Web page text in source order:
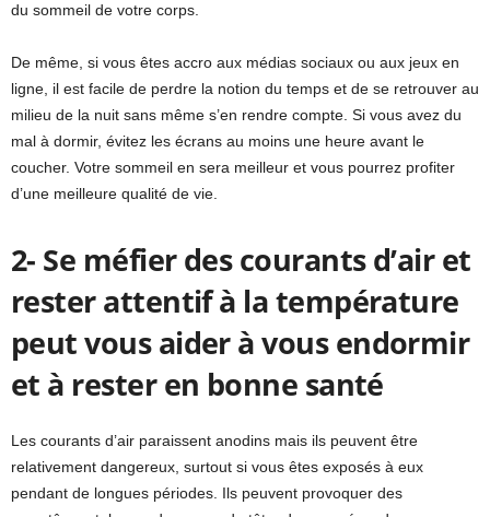
du sommeil de votre corps.
De même, si vous êtes accro aux médias sociaux ou aux jeux en
ligne, il est facile de perdre la notion du temps et de se retrouver au
milieu de la nuit sans même s’en rendre compte. Si vous avez du
mal à dormir, évitez les écrans au moins une heure avant le
coucher. Votre sommeil en sera meilleur et vous pourrez profiter
d’une meilleure qualité de vie.
2- Se méfier des courants d’air et
rester attentif à la température
peut vous aider à vous endormir
et à rester en bonne santé
Les courants d’air paraissent anodins mais ils peuvent être
relativement dangereux, surtout si vous êtes exposés à eux
pendant de longues périodes. Ils peuvent provoquer des